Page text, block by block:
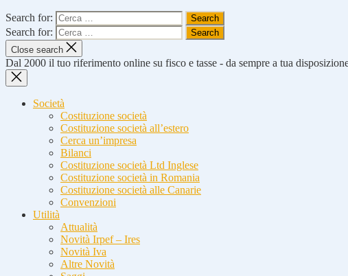
Search for:
Search for:
Close search
Dal 2000 il tuo riferimento online su fisco e tasse - da sempre a tua
Società
Costituzione società
Costituzione società all’estero
Cerca un’impresa
Bilanci
Costituzione società Ltd Inglese
Costituzione società in Romania
Costituzione società alle Canarie
Convenzioni
Utilità
Attualità
Novità Irpef – Ires
Novità Iva
Altre Novità